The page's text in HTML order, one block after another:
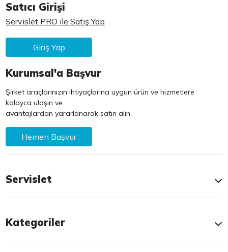
Satıcı Girişi
Servislet PRO ile Satış Yap
Giriş Yap
Kurumsal'a Başvur
Şirket araçlarınızın ihtiyaçlarına uygun ürün ve hizmetlere
kolayca ulaşın ve
avantajlardan yararlanarak satın alın.
Hemen Başvur
Servislet
Kategoriler